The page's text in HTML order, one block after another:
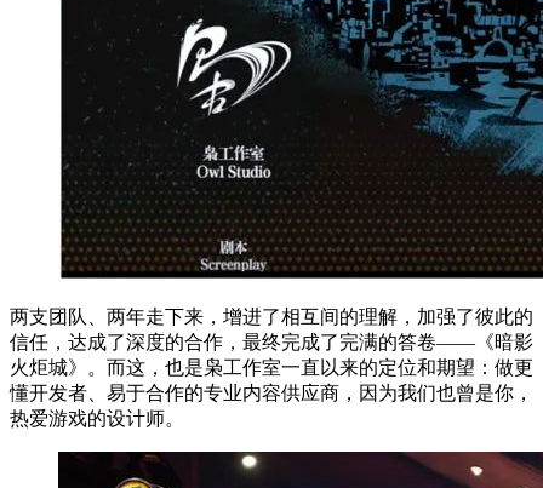
两支团队、两年走下来，增进了相互间的理解，加强了彼此的
信任，达成了深度的合作，最终完成了完满的答卷——《暗影
火炬城》。而这，也是枭工作室一直以来的定位和期望：做更
懂开发者、易于合作的专业内容供应商，因为我们也曾是你，
热爱游戏的设计师。